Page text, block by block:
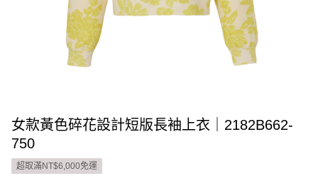
女款黃色碎花設計短版長袖上衣｜2182B662-
750
超取滿NT$6,000免運